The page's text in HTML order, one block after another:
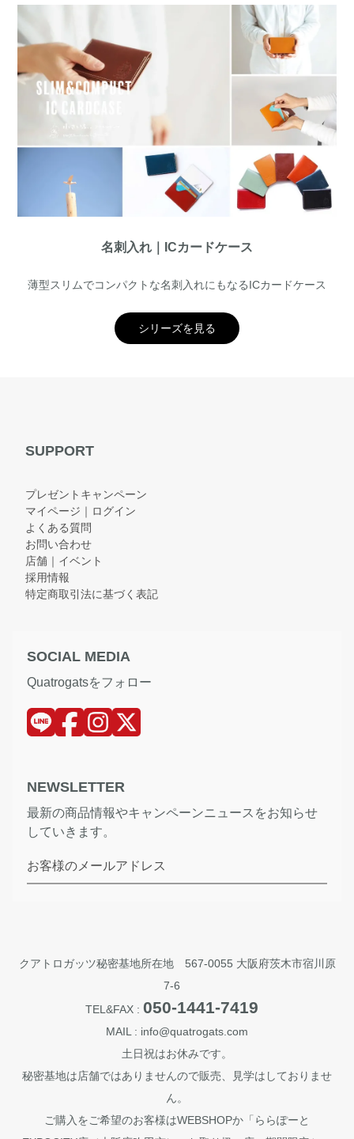
名刺入れ｜ICカードケース
薄型スリムでコンパクトな名刺入れにもなるICカードケース
シリーズを見る
SUPPORT
プレゼントキャンペーン
マイページ｜ログイン
よくある質問
お問い合わせ
店舗｜イベント
採用情報
特定商取引法に基づく表記
SOCIAL MEDIA
Quatrogatsをフォロー
NEWSLETTER
最新の商品情報やキャンペーンニュースをお知らせ
していきます。
お客様のメールアドレス
クアトロガッツ秘密基地所在地 567-0055 大阪府茨木市宿川原
7-6
TEL&FAX : 050-1441-7419
MAIL : info@quatrogats.com
土日祝はお休みです。
秘密基地は店舗ではありませんので販売、見学はしておりませ
ん。
ご購入をご希望のお客様はWEBSHOPか「ららぽーと